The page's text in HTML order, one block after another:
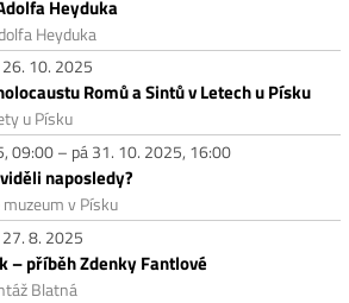
Heyduka
Heyduka
10. 2025
Romů a Sintů v Letech u Písku
u Písku
09:00 – pá 31. 10. 2025, 16:00
naposledy?
v Písku
8. 2025
– příběh Zdenky Fantlové
Blatná